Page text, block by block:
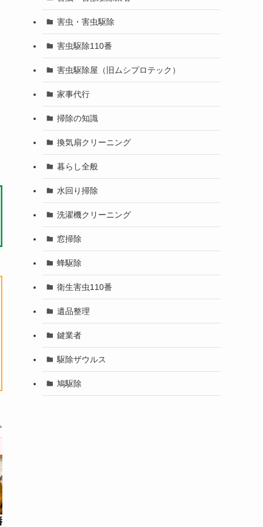
害虫・害虫駆除
害虫駆除110番
害虫駆除屋（旧ムシプロテック）
家事代行
掃除の知識
換気扇クリーニング
暮らし全般
水回り掃除
洗濯機クリーニング
窓掃除
蜂駆除
衛生害虫110番
遺品整理
鍵業者
駆除ザウルス
鳩駆除